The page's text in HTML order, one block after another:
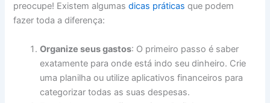
preocupe! Existem algumasdicas práticas que podem
fazer toda a diferença:
Organize seus gastos: O primeiro passo é saber
exatamente para onde está indo seu dinheiro. Crie
uma planilha ou utilize aplicativos financeiros para
categorizar todas as suas despesas.